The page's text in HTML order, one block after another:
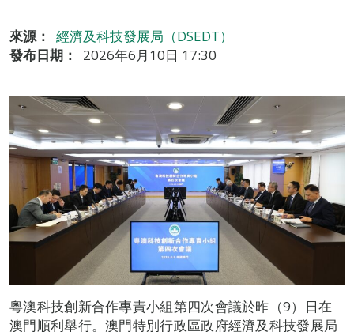
來源：
經濟及科技發展局（DSEDT）
發布日期：
2026年6月10日 17:30
粵澳科技創新合作專責小組第四次會議於昨（9）日在
澳門順利舉行。澳門特別行政區政府經濟及科技發展局